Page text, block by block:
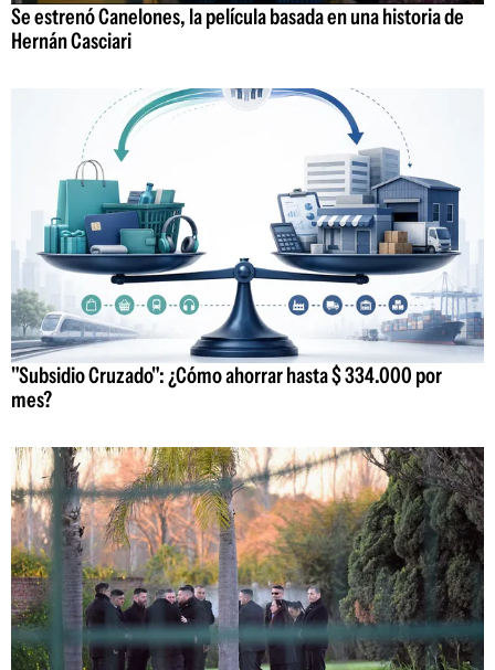
Se estrenó Canelones, la película basada en una historia de
Hernán Casciari
"Subsidio Cruzado": ¿Cómo ahorrar hasta $ 334.000 por
mes?